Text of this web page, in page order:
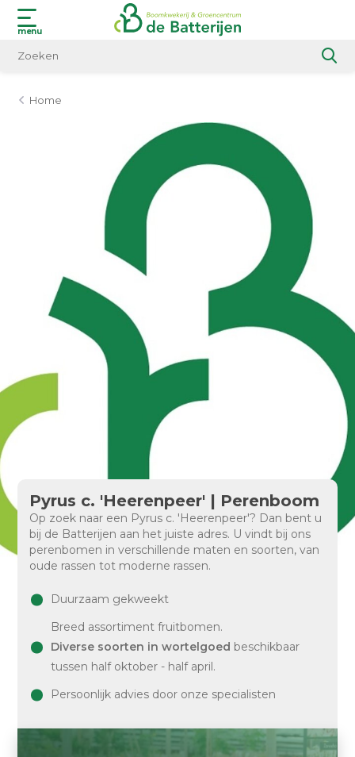
menu
Home
Pyrus c. 'Heerenpeer' | Perenboom
Op zoek naar een Pyrus c. 'Heerenpeer'? Dan bent u
bij de Batterijen aan het juiste adres. U vindt bij ons
perenbomen in verschillende maten en soorten, van
oude rassen tot moderne rassen.
Duurzaam gekweekt
Breed assortiment fruitbomen.
Diverse soorten in wortelgoed beschikbaar
tussen half oktober - half april.
Persoonlijk advies door onze specialisten